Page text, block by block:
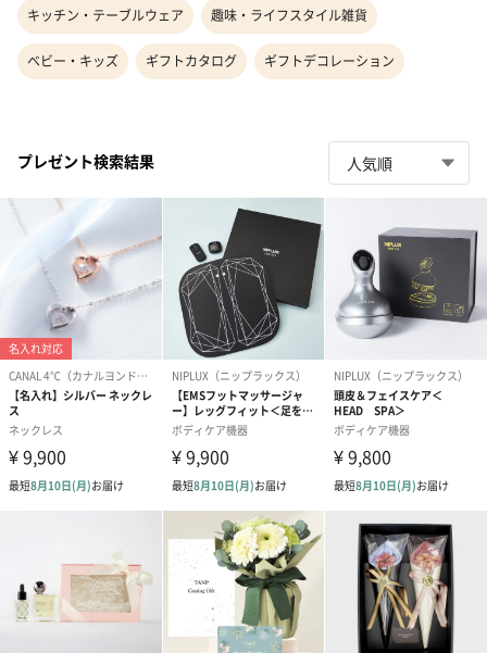
キッチン・テーブルウェア 趣味・ライフスタイル雑貨
ベビー・キッズ ギフトカタログ ギフトデコレーション
プレゼント検索結果